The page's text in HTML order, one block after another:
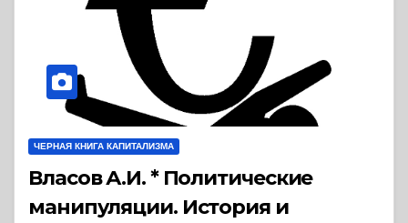
ЧЕРНАЯ КНИГА КАПИТАЛИЗМА
Власов А.И. * Политические
манипуляции. История и